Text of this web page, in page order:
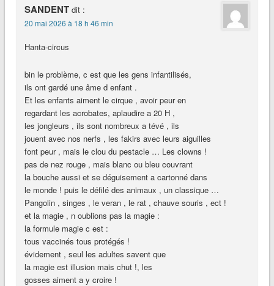
SANDENT dit :
20 mai 2026 à 18 h 46 min
Hanta-circus
bin le problème, c est que les gens infantilisés,
ils ont gardé une âme d enfant .
Et les enfants aiment le cirque , avoir peur en
regardant les acrobates, aplaudire a 20 H ,
les jongleurs , ils sont nombreux a tévé , ils
jouent avec nos nerfs , les fakirs avec leurs aiguilles
font peur , mais le clou du pestacle … Les clowns !
pas de nez rouge , mais blanc ou bleu couvrant
la bouche aussi et se déguisement a cartonné dans
le monde ! puis le défilé des animaux , un classique …
Pangolin , singes , le veran , le rat , chauve souris , ect !
et la magie , n oublions pas la magie :
la formule magie c est :
tous vaccinés tous protégés !
évidement , seul les adultes savent que
la magie est illusion mais chut !, les
gosses aiment a y croire !